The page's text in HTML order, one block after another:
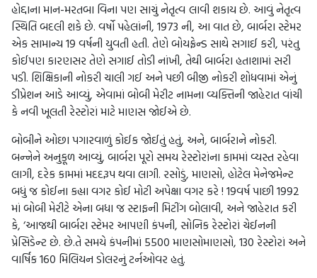
હોદ્દાના માન-મરતબા વિના પણ સાચું નેતૃત્વ લાવી શકાય છે. આવું નેતૃત્વ
સ્થિતિ બદલી શકે છે. વર્ષો પહેલાંની, 1973 ની, આ વાત છે, બાર્બરા સ્ટેમર
એક સામાન્ય 19 વર્ષની યુવતી હતી. તેણે બોયફ્રેન્ડ સાથે સગાઈ કરી, પરંતુ
કોઈપણ કારણસર તેણે સગાઈ તોડી નાંખી, તેથી બાર્બરા હતાશામાં સરી
પડી. શિક્ષિકાની નોકરી ચાલી ગઈ અને પછી બીજી નોકરી શોધવામાં એનું
ડીપ્રેશન આડે આવ્યું, એવામાં બોબી મેરીટ નામના વ્યક્તિની જાહેરાત વાંચી
કે નવી ખૂલતી રેસ્ટોરાં માટે માણસ જોઈએ છે.
બોબીને ઓછા પગારવાળું કોઈક જોઈતું હતું, અને, બાર્બરાને નોકરી.
બન્નેને અનુકૂળ આવ્યું, બાર્બરા પૂરો સમય રેસ્ટોરાંના કામમાં વ્યસ્ત રહેવા
લાગી, દરેક કામમાં મદદરૂપ થવા લાગી. રસોડું, માણસો, હોટેલ મેનેજમેન્ટ
બધું જ કોઈના કહ્યા વગર કોઈ મોટી અપેક્ષા વગર કરે ! 19વર્ષ પાછી 1992
માં બોબી મેરીટે એના બધા જ સ્ટાફની મિટીંગ બોલાવી, અને જાહેરાત કરી
કે, ‘આજથી બાર્બરા સ્ટેમર આપણી કંપની, સોનિક રેસ્ટોરાં ચેઈનની
પ્રેસિડેન્ટ છે. છે.તે સમયે કંપનીમાં 5500 માણસોમાણસો, 130 રેસ્ટોરાં અને
વાર્ષિક 160 મિલિયન ડોલરનું ટર્નઓવર હતું.